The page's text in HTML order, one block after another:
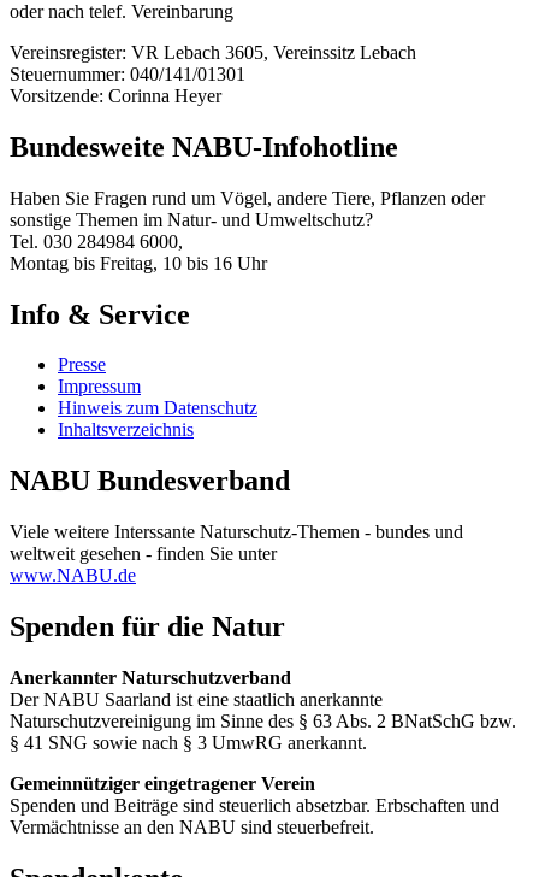
oder nach telef. Vereinbarung
Vereinsregister: VR Lebach 3605, Vereinssitz Lebach
Steuernummer: 040/141/01301
Vorsitzende: Corinna Heyer
Bundesweite NABU-Infohotline
Haben Sie Fragen rund um Vögel, andere Tiere, Pflanzen oder
sonstige Themen im Natur- und Umweltschutz?
Tel. 030 284984 6000,
Montag bis Freitag, 10 bis 16 Uhr
Info & Service
Presse
Impressum
Hinweis zum Datenschutz
Inhaltsverzeichnis
NABU Bundesverband
Viele weitere Interssante Naturschutz-Themen - bundes und
weltweit gesehen - finden Sie unter
www.NABU.de
Spenden für die Natur
Anerkannter Naturschutzverband
Der NABU Saarland ist eine staatlich anerkannte
Naturschutzvereinigung im Sinne des § 63 Abs. 2 BNatSchG bzw.
§ 41 SNG sowie nach § 3 UmwRG anerkannt.
Gemeinnütziger eingetragener Verein
Spenden und Beiträge sind steuerlich absetzbar. Erbschaften und
Vermächtnisse an den NABU sind steuerbefreit.